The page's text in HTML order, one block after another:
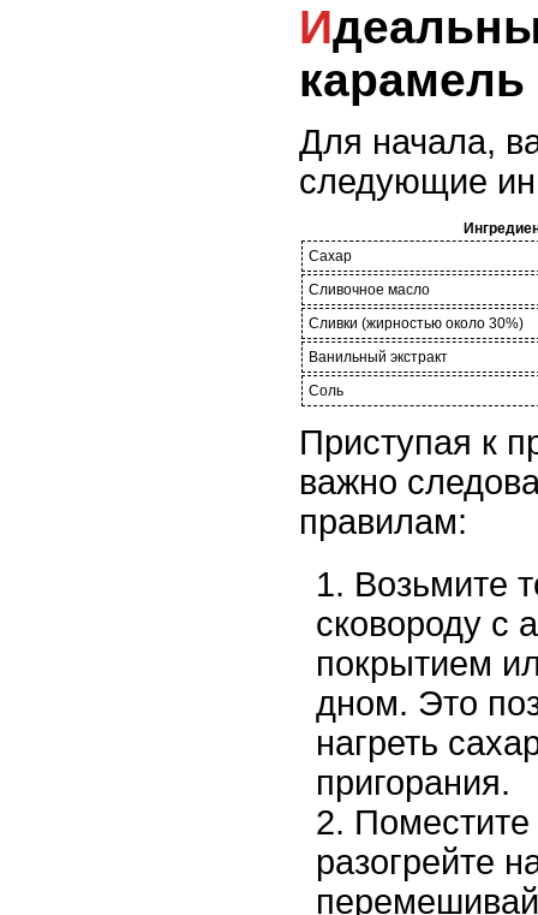
Идеальный сливочный
карамель
Для начала,
следующие
Сахар
Сливочное масло
Сливки (жирностью около 30%)
Ванильный экстракт
Соль
Приступая к
важно
правилам:
Возьмите
сковороду с
покрытием
дном. Это
нагреть
пригорания.
Поместите
разогрейте